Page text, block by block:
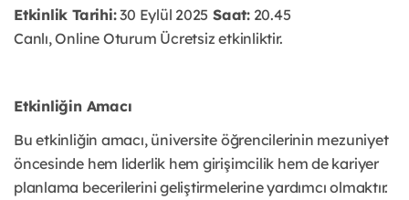
Etkinlik Tarihi:30 Eylül 2025 Saat:20.45
Canlı, Online Oturum Ücretsiz etkinliktir.
Etkinliğin Amacı
Bu etkinliğin amacı, üniversite öğrencilerinin mezuniyet
öncesinde hem liderlik hem girişimcilik hem de kariyer
planlama becerilerini geliştirmelerine yardımcı olmaktır.